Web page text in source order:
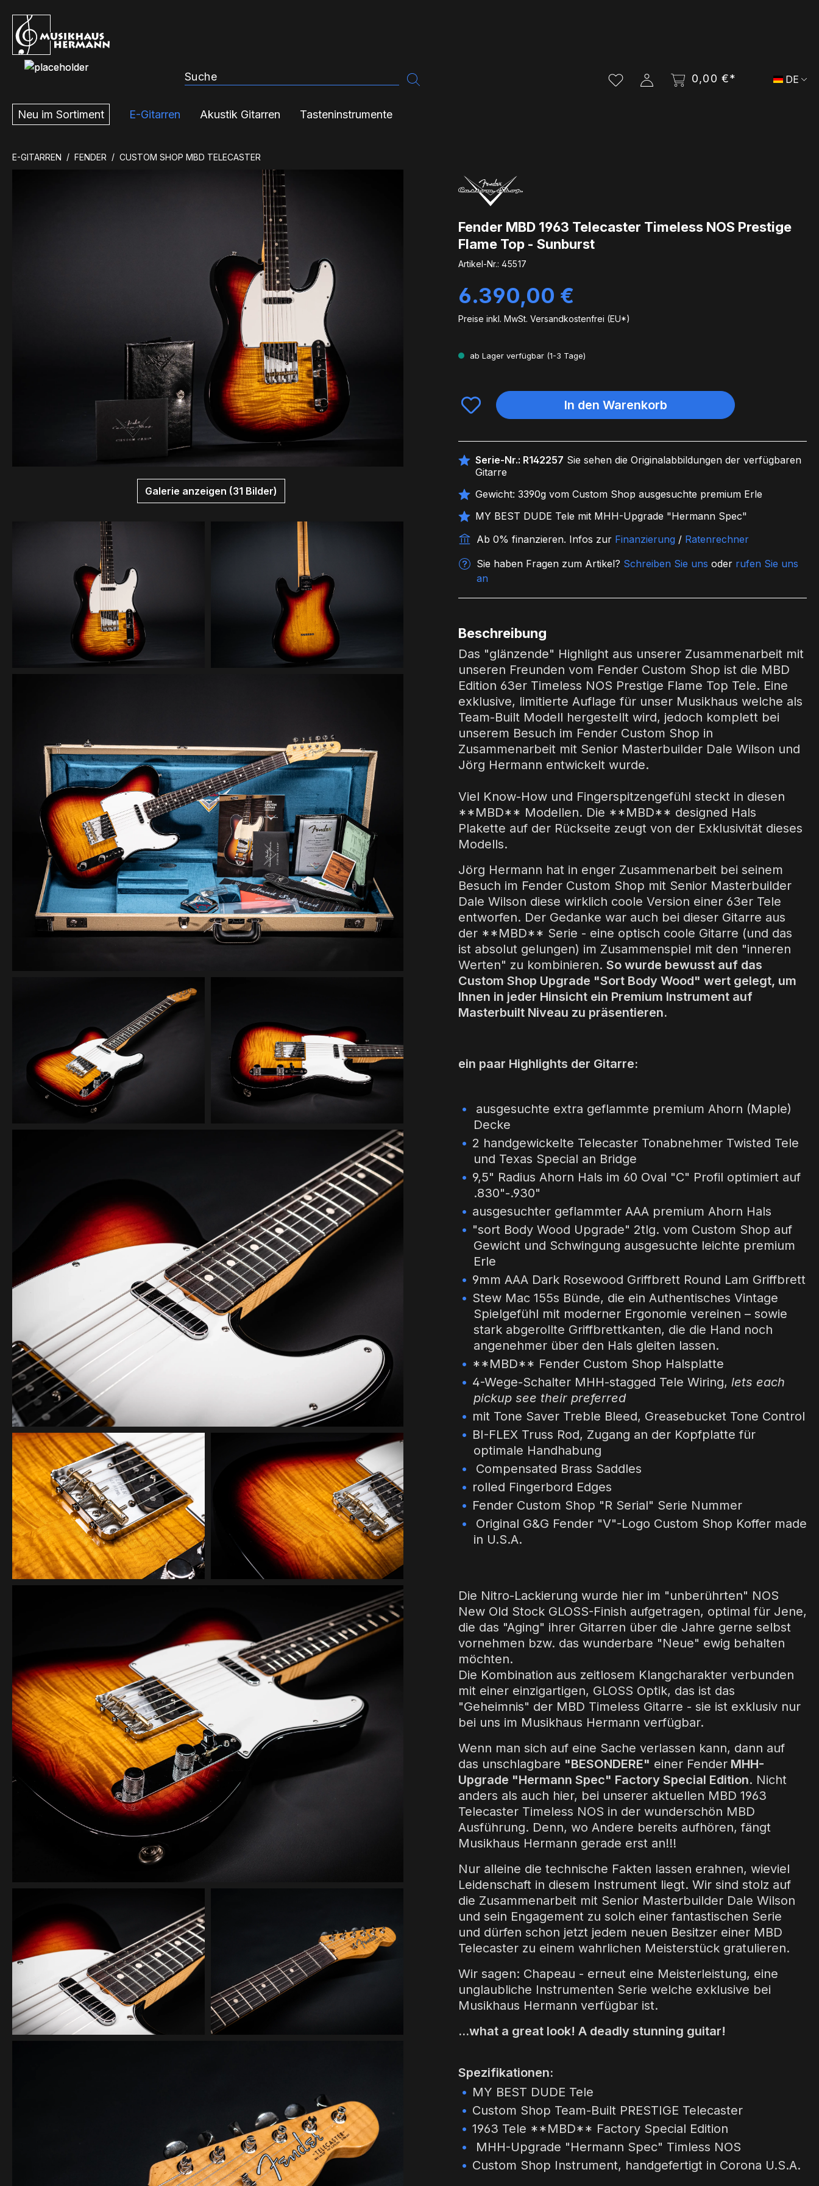
Hauptinhalt springen
Zur Suche springen
Zur Hauptnavigation springen
0,00 €* DE
Neu im Sortiment E-Gitarren Akustik Gitarren Tasteninstrumente
E-GITARREN FENDER CUSTOM SHOP MBD TELECASTER
Galerie anzeigen (31 Bilder)
Fender MBD 1963 Telecaster Timeless NOS Prestige
Flame Top - Sunburst
Artikel-Nr.: 45517
Regulärer Preis:
6.390,00 €
Preise inkl. MwSt. Versandkostenfrei (EU*)
ab Lager verfügbar (1-3 Tage)
In den Warenkorb
Serie-Nr.: R142257 Sie sehen die Originalabbildungen der verfügbaren
Gitarre
Gewicht: 3390g vom Custom Shop ausgesuchte premium Erle
MY BEST DUDE Tele mit MHH-Upgrade "Hermann Spec"
Ab 0% finanzieren. Infos zur Finanzierung / Ratenrechner
Sie haben Fragen zum Artikel? Schreiben Sie uns oder rufen Sie uns
an
Beschreibung
Das "glänzende" Highlight aus unserer Zusammenarbeit mit
unseren Freunden vom Fender Custom Shop ist die MBD
Edition 63er Timeless NOS Prestige Flame Top Tele. Eine
exklusive, limitierte Auflage für unser Musikhaus welche als
Team-Built Modell hergestellt wird, jedoch komplett bei
unserem Besuch im Fender Custom Shop in
Zusammenarbeit mit Senior Masterbuilder Dale Wilson und
Jörg Hermann entwickelt wurde.
Viel Know-How und Fingerspitzengefühl steckt in diesen
**MBD** Modellen. Die **MBD** designed Hals
Plakette auf der Rückseite zeugt von der Exklusivität dieses
Modells.
Jörg Hermann hat in enger Zusammenarbeit bei seinem
Besuch im Fender Custom Shop mit Senior Masterbuilder
Dale Wilson diese wirklich coole Version einer 63er Tele
entworfen. Der Gedanke war auch bei dieser Gitarre aus
der **MBD** Serie - eine optisch coole Gitarre (und das
ist absolut gelungen) im Zusammenspiel mit den "inneren
Werten" zu kombinieren. So wurde bewusst auf das
Custom Shop Upgrade "Sort Body Wood" wert gelegt, um
Ihnen in jeder Hinsicht ein Premium Instrument auf
Masterbuilt Niveau zu präsentieren.
ein paar Highlights der Gitarre:
ausgesuchte extra geflammte premium Ahorn (Maple)
Decke
2 handgewickelte Telecaster Tonabnehmer Twisted Tele
und Texas Special an Bridge
9,5" Radius Ahorn Hals im 60 Oval "C" Profil optimiert auf
.830"-.930"
ausgesuchter geflammter AAA premium Ahorn Hals
"sort Body Wood Upgrade" 2tlg. vom Custom Shop auf
Gewicht und Schwingung ausgesuchte leichte premium
Erle
9mm AAA Dark Rosewood Griffbrett Round Lam Griffbrett
Stew Mac 155s Bünde, die ein Authentisches Vintage
Spielgefühl mit moderner Ergonomie vereinen – sowie
stark abgerollte Griffbrettkanten, die die Hand noch
angenehmer über den Hals gleiten lassen.
**MBD** Fender Custom Shop Halsplatte
4-Wege-Schalter MHH-stagged Tele Wiring, lets each
pickup see their preferred
mit Tone Saver Treble Bleed, Greasebucket Tone Control
BI-FLEX Truss Rod, Zugang an der Kopfplatte für
optimale Handhabung
Compensated Brass Saddles
rolled Fingerbord Edges
Fender Custom Shop "R Serial" Serie Nummer
Original G&G Fender "V"-Logo Custom Shop Koffer made
in U.S.A.
Die Nitro-Lackierung wurde hier im "unberührten" NOS
New Old Stock GLOSS-Finish aufgetragen, optimal für Jene,
die das "Aging" ihrer Gitarren über die Jahre gerne selbst
vornehmen bzw. das wunderbare "Neue" ewig behalten
möchten.
Die Kombination aus zeitlosem Klangcharakter verbunden
mit einer einzigartigen, GLOSS Optik, das ist das
"Geheimnis" der MBD Timeless Gitarre - sie ist exklusiv nur
bei uns im Musikhaus Hermann verfügbar.
Wenn man sich auf eine Sache verlassen kann, dann auf
das unschlagbare "BESONDERE" einer Fender MHH-
Upgrade "Hermann Spec" Factory Special Edition. Nicht
anders als auch hier, bei unserer aktuellen MBD 1963
Telecaster Timeless NOS in der wunderschön MBD
Ausführung. Denn, wo Andere bereits aufhören, fängt
Musikhaus Hermann gerade erst an!!!
Nur alleine die technische Fakten lassen erahnen, wieviel
Leidenschaft in diesem Instrument liegt. Wir sind stolz auf
die Zusammenarbeit mit Senior Masterbuilder Dale Wilson
und sein Engagement zu solch einer fantastischen Serie
und dürfen schon jetzt jedem neuen Besitzer einer MBD
Telecaster zu einem wahrlichen Meisterstück gratulieren.
Wir sagen: Chapeau - erneut eine Meisterleistung, eine
unglaubliche Instrumenten Serie welche exklusive bei
Musikhaus Hermann verfügbar ist.
...what a great look! A deadly stunning guitar!
Spezifikationen:
MY BEST DUDE Tele
Custom Shop Team-Built PRESTIGE Telecaster
1963 Tele **MBD** Factory Special Edition
MHH-Upgrade "Hermann Spec" Timless NOS
Custom Shop Instrument, handgefertigt in Corona U.S.A.